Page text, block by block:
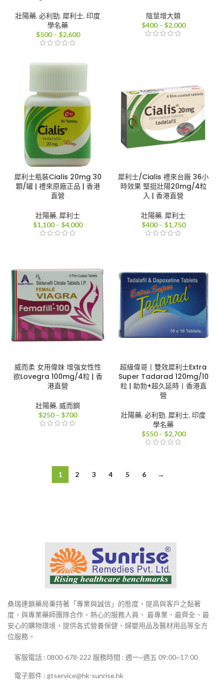
壯陽藥, 必利勁, 犀利士, 印度
學名藥
$500 – $2,600價
圍：
$2,600
陰莖增大類
$400 – $2,000價
犀利士瓶裝Cialis 20mg 30
顆/罐 | 禮來原廠正品 | 香港
直營
壯陽藥, 犀利士
$1,100 – $4,000價
到
$4,000
犀利士/Cialis 禮來台廠 36小
時效果 堅挺壯陽20mg/4粒
入 | 香港直營
壯陽藥, 犀利士
$400 – $1,750價
到
$1,750
威而柔 女用偉妹 增強女性性
欲Lovegra 100mg/4粒 | 香
港直營
壯陽藥, 威而鋼
$250 – $700價
$700
超級偉哥丨雙效犀利士Extra
Super Tadarad 120mg/10
粒 | 助勃+超久延時丨香港直
營
壯陽藥, 必利勁, 犀利士, 印度
學名藥
$550 – $2,700價
1 2 3 4 5 6 →
桑瑞連鎖藥局秉持著「專業與誠信」的態度，提高與客戶之黏著
度，與專業藥師團隊合作、熱心的服務人員、 最專業、最齊全、最
安心的購物環境，提供各式營養保健、婦嬰用品及醫材用品等全方
位服務。
客服電話 : 0800-678-222 服務時間 : 週一~週五 09:00~17:00
電子郵件 : gtservice@hk-sunrise.hk